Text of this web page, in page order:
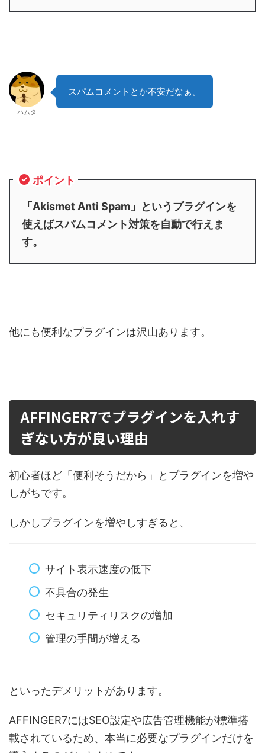
ハムタ
スパムコメントとか不安だなぁ。
ポイント
「Akismet Anti Spam」というプラグインを
使えばスパムコメント対策を自動で行えま
す。
他にも便利なプラグインは沢山あります。
AFFINGER7でプラグインを入れす
ぎない方が良い理由
初心者ほど「便利そうだから」とプラグインを増や
しがちです。
しかしプラグインを増やしすぎると、
サイト表示速度の低下
不具合の発生
セキュリティリスクの増加
管理の手間が増える
といったデメリットがあります。
AFFINGER7にはSEO設定や広告管理機能が標準搭
載されているため、本当に必要なプラグインだけを